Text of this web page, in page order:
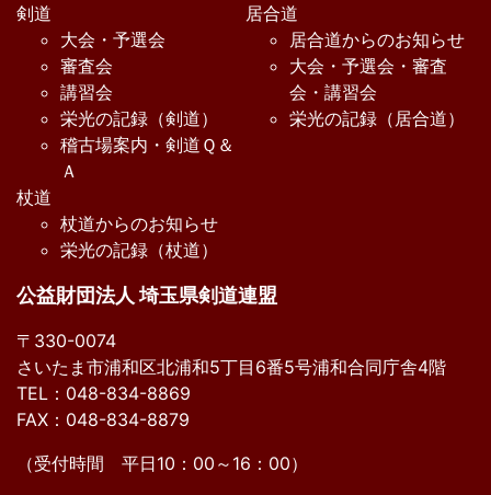
剣道
大会・予選会
審査会
講習会
栄光の記録（剣道）
稽古場案内・剣道Ｑ＆
Ａ
居合道
居合道からのお知らせ
大会・予選会・審査
会・講習会
栄光の記録（居合道）
杖道
杖道からのお知らせ
栄光の記録（杖道）
公益財団法人 埼玉県剣道連盟
〒330-0074
さいたま市浦和区北浦和5丁目6番5号浦和合同庁舎4階
TEL：048-834-8869
FAX：048-834-8879
（受付時間 平日10：00～16：00）